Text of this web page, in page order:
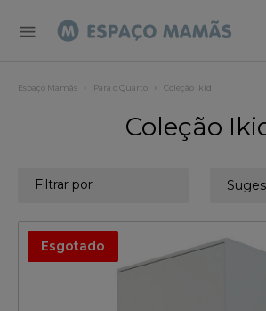
Espaço Mamãs Para o Quarto Coleção Ikid
Coleção
Filtrar por
Esgotado